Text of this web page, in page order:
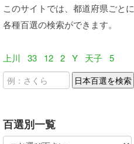
このサイトでは、都道府県ごとに
各種百選の検索ができます。
上川 33 12 2 Y 天子 5
百選別一覧